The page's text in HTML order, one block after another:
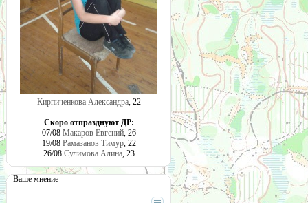
Кирпиченкова Александра, 22
Скоро отпразднуют ДР:
07/08 Макаров Евгений, 26
19/08 Рамазанов Тимур, 22
26/08 Сулимова Алина, 23
Ваше мнение